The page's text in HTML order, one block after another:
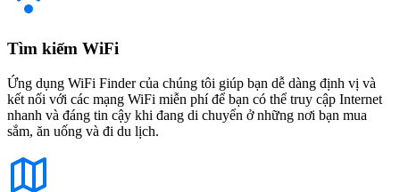
Tìm kiếm WiFi
Ứng dụng WiFi Finder của chúng tôi giúp bạn dễ dàng định vị và
kết nối với các mạng WiFi miễn phí để bạn có thể truy cập Internet
nhanh và đáng tin cậy khi đang di chuyển ở những nơi bạn mua
sắm, ăn uống và đi du lịch.